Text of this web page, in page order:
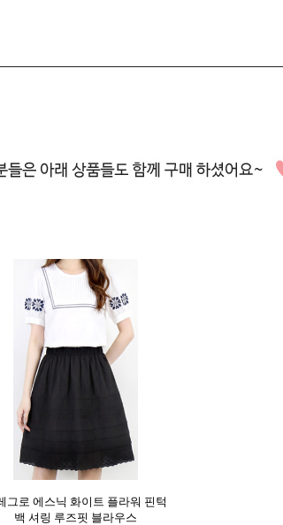
그로 에스닉 화이트 플라워 핀턱
백 셔링 루즈핏 블라우스